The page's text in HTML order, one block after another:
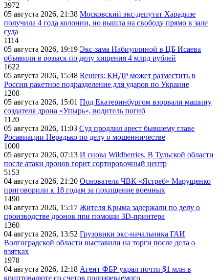
3972
05 августа 2026, 21:38 Московский экс-депутат Харадизе
получила 4 года колонии, но вышла на свободу прямо в зале
суда
1114
05 августа 2026, 19:19 Экс-зама Набиуллиной в ЦБ Исаева
объявили в розыск по делу хищения 4 млрд рублей
1622
05 августа 2026, 15:48 Reuters: КНДР может разместить в
России ракетное подразделение для ударов по Украине
1208
05 августа 2026, 15:01 Под Екатеринбургом взорвали машину
создателя дрона «Упырь», водитель погиб
1120
05 августа 2026, 11:03 Суд продлил арест бывшему главе
Росавиации Нерадько по делу о мошенничестве
1000
05 августа 2026, 07:13 И снова Wildberries. В Тульской области
после атаки дронов горит сортировочный центр
5153
04 августа 2026, 21:20 Основателя ЧВК «Ястреб» Марущенко
приговорили к 18 годам за похищение военных
1490
04 августа 2026, 15:17 Жителя Крыма задержали по делу о
производстве дронов при помощи 3D‑принтера
1360
04 августа 2026, 13:52 Грузовики экс-начальника ГАИ
Волгоградской области выставили на торги после дела о
взятках
1978
04 августа 2026, 12:18 Агент ФБР украл почти $1 млн в
криптовалюте со счетов подозреваемого